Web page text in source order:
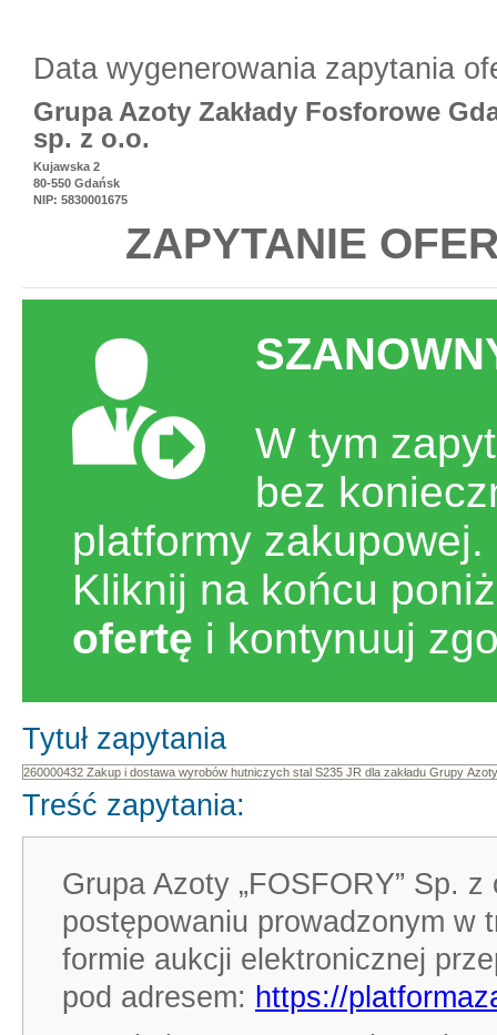
Data wygenerowania zapytania
Grupa Azoty Zakłady Fosforowe
sp. z o.o.
Kujawska 2
80-550 Gdańsk
NIP: 5830001675
ZAPYTANIE
W tym
bez
platformy zakupowej.
Kliknij na końcu
ofertę i kontynuuj
Tytuł zapytania
Treść zapytania:
Grupa Azoty „FOSFORY” Sp.
postępowaniu prowadzonym w
formie aukcji elektronicznej
pod adresem: https://